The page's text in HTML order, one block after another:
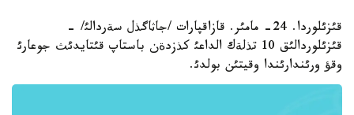
قئزئلوردا. 24- مامئر. قازاقپارات /جاثاگذل سةردالئ/ -
قئزئلوردالئق 10 تذلةك الداعئ كذزدةن باستاپ قئتايدئث جوعارئ
وقؤ ورئندارئندا وقيتئن بولدئ.